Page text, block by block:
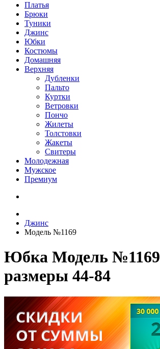
Платья
Брюки
Туники
Джинс
Юбки
Костюмы
Домашняя
Верхняя
Дубленки
Пальто
Куртки
Ветровки
Пончо
Жилеты
Толстовки
Жакеты
Свитеры
Молодежная
Мужское
Премиум
Джинс
Модель №1169
Юбка Модель №1169
размеры 44-84